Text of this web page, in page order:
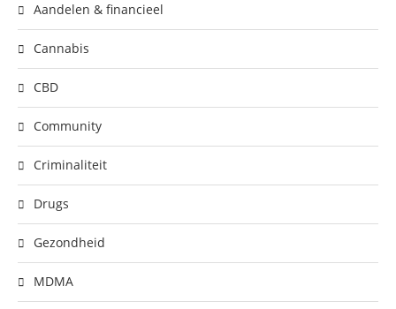
Aandelen & financieel
Cannabis
CBD
Community
Criminaliteit
Drugs
Gezondheid
MDMA